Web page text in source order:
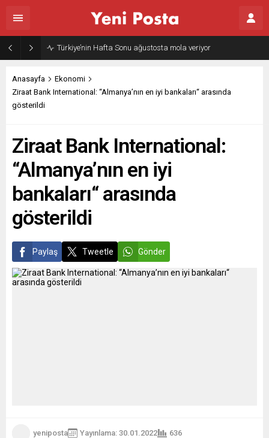
Türkiye’nin Hafta Sonu ağustosta mola veriyor
Anasayfa
Ekonomi
Ziraat Bank International: “Almanya’nın en iyi bankaları“ arasında
gösterildi
Ziraat Bank International:
“Almanya’nın en iyi
bankaları“ arasında
gösterildi
Paylaş Tweetle Gönder
yeniposta Yayınlama: 30.01.2022 636